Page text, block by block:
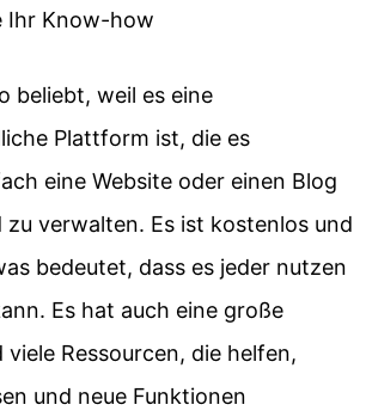
Ihr Know-how
beliebt, weil es eine
Plattform ist, die es
eine Website oder einen Blog
zu verwalten. Es ist kostenlos und
bedeutet, dass es jeder nutzen
Es hat auch eine große
Ressourcen, die helfen,
und neue Funktionen